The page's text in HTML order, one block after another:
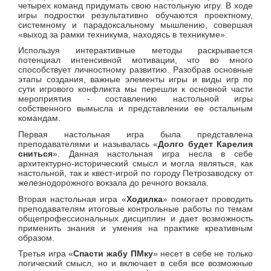
четырех команд придумать свою настольную игру. В ходе
игры подростки результативно обучаются проектному,
системному и парадоксальному мышлению, совершая
«выход за рамки техникума, находясь в техникуме».
Используя интерактивные методы раскрывается
потенциал интенсивной мотивации, что во много
способствует личностному развитию. Разобрав основные
этапы создания, важные элементы игры и виды игр по
сути игрового конфликта мы перешли к основной части
мероприятия - составлению настольной игры
собственного вымысла и представлении ее остальным
командам.
Первая настольная игра была представлена
преподавателями и называлась «Долго будет Карелия
сниться». Данная настольная игра несла в себе
архитектурно-исторический смысл и могла являться, как
настольной, так и квест-игрой по городу Петрозаводску от
железнодорожного вокзала до речного вокзала.
Вторая настольная игра «Ходилка» помогает проводить
преподавателям итоговые контрольные работы по темам
общепрофессиональных дисциплин и дает возможность
применить знания и умения на практике креативным
образом.
Третья игра «Спасти жабу ПМку» несет в себе не только
логический смысл, но и включает в себя все возможные